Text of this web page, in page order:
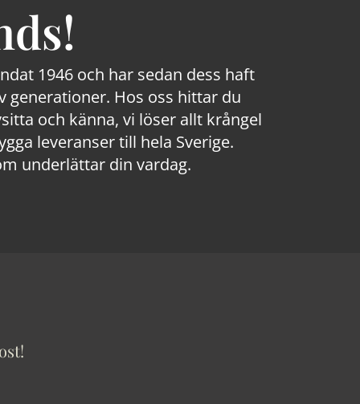
1946 och har sedan dess haft
Hos oss hittar du
och känna, vi löser allt krångel
leveranser till hela Sverige.
underlättar din vardag.